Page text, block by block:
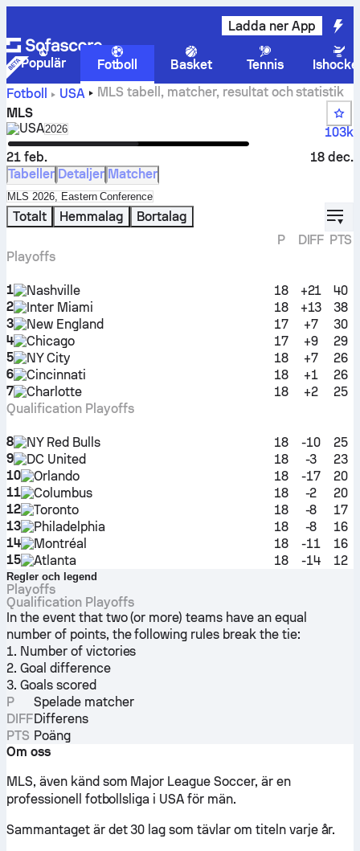
Ladda ner App
Populär Fotboll Basket Tennis
Fotboll
USA
MLS tabell, matcher, resultat och statistik
MLS
USASelect season in unique tournament header
2026
103k
21 feb.
18 dec.
Tabeller Detaljer Matcher
Select standings table in tournament standings
MLS 2026, Eastern Conference
Totalt Hemmalag Bortalag
P
DIFF PTS
Playoffs
1 Nashville 18 +21
40
2
Inter Miami 18 +13
38
3
New England 17 +7
30
4
Chicago 17 +9
29
5
NY City 18 +7
26
6
Cincinnati 18 +1
26
7
Charlotte 18 +2
25
Qualification Playoffs
8 NY Red Bulls 18 -10
25
9
DC United 18 -3
23
10
Orlando 18 -17
20
11
Columbus 18 -2
20
12
Toronto 18 -8
17
13
Philadelphia 18 -8
16
14
Montréal 18 -11
16
15
Atlanta 18 -14 12
Regler och legend
Playoffs
Qualification Playoffs
In the event that two (or more) teams have an equal
number of points, the following rules break the tie:
1. Number of victories
2. Goal difference
3. Goals scored
P
Spelade matcher
DIFFDifferens
PTS Poäng
Om oss
MLS, även känd som Major League Soccer, är en
professionell fotbollsliga i USA för män.
Sammantaget är det 30 lag som tävlar om titeln varje år.